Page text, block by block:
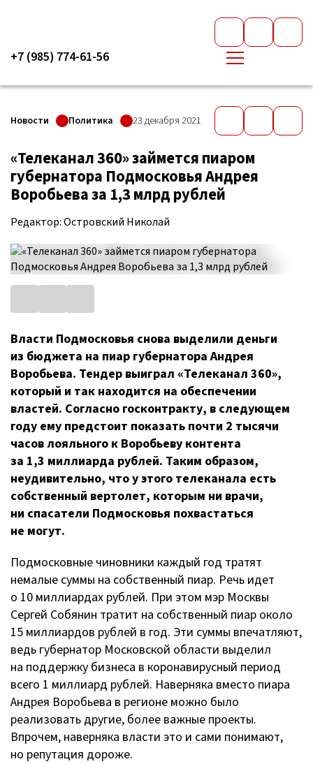
+7 (985) 774-61-56
Новости Политика 23 декабря 2021
«Телеканал 360» займется пиаром
губернатора Подмосковья Андрея
Воробьева за 1,3 млрд рублей
Редактор: Островский Николай
Власти Подмосковья снова выделили деньги
из бюджета на пиар губернатора Андрея
Воробьева. Тендер выиграл «Телеканал 360»,
который и так находится на обеспечении
властей. Согласно госконтракту, в следующем
году ему предстоит показать почти 2 тысячи
часов лояльного к Воробьеву контента
за 1,3 миллиарда рублей. Таким образом,
неудивительно, что у этого телеканала есть
собственный вертолет, которым ни врачи,
ни спасатели Подмосковья похвастаться
не могут.
Подмосковные чиновники каждый год тратят
немалые суммы на собственный пиар. Речь идет
о 10 миллиардах рублей. При этом мэр Москвы
Сергей Собянин тратит на собственный пиар около
15 миллиардов рублей в год. Эти суммы впечатляют,
ведь губернатор Московской области выделил
на поддержку бизнеса в коронавирусный период
всего 1 миллиард рублей. Наверняка вместо пиара
Андрея Воробьева в регионе можно было
реализовать другие, более важные проекты.
Впрочем, наверняка власти это и сами понимают,
но репутация дороже.